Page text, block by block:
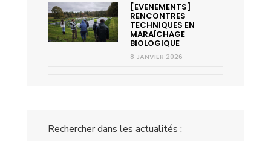
[EVENEMENTS]
RENCONTRES
TECHNIQUES EN
MARAÎCHAGE
BIOLOGIQUE
8 JANVIER 2026
Rechercher dans les actualités :